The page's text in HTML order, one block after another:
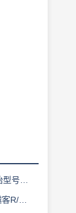
使用场景
越野？